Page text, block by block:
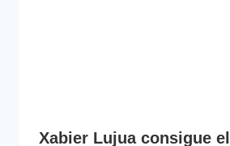
Xabier Lujua consigue